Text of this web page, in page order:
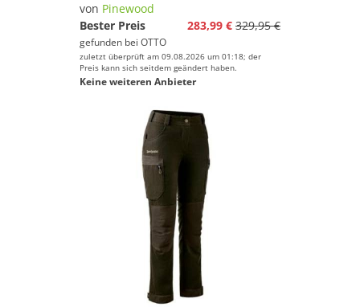
von Pinewood
Bester Preis
283,99 € 329,95 €
gefunden bei OTTO
zuletzt überprüft am 09.08.2026 um 01:18; der
Preis kann sich seitdem geändert haben.
Keine weiteren Anbieter